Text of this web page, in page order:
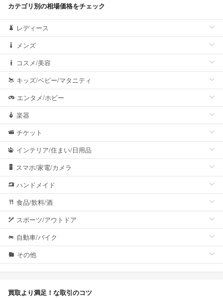
カテゴリ別の相場価格をチェック
レディース
メンズ
コスメ/美容
キッズ/ベビー/マタニティ
エンタメ/ホビー
楽器
チケット
インテリア/住まい/日用品
スマホ/家電/カメラ
ハンドメイド
食品/飲料/酒
スポーツ/アウトドア
自動車/バイク
その他
買取より満足！な取引のコツ